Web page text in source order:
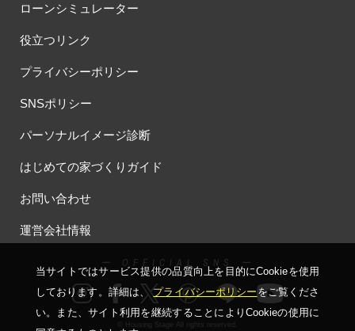
ローンシミュレーター
役立つリンク
プライバシーポリシー
SNSポリシー
パーソナルイメージ診断
はじめての家づくりガイド
お問い合わせ
運営会社情報
ー OFFICIAL SNS ー
© Housing Stage All rights reserved.
当サイトではサービス提供の品質向上を⽬的にCookieを使⽤
しております。詳細は、プライバシーポリシーをご覧くださ
い。
また、サイト利⽤を継続することによりCookieの使⽤に